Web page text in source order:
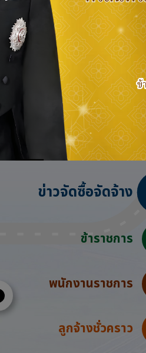
วจัดซื้อจัดจ้าง แล
ข่าวจัดซื้อจัดจ้าง
ข้าราชการ
พนักงานราชการ
ลูกจ้างชั่วคราว